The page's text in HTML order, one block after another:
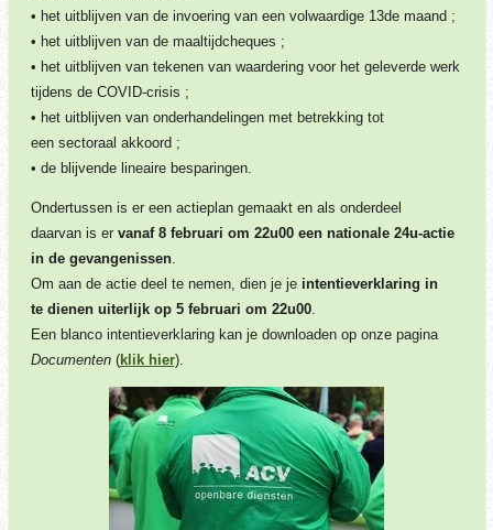
• het uitblijven van de invoering van een volwaardige 13de maand ;
• het uitblijven van de maaltijdcheques ;
• het uitblijven van tekenen van waardering voor het geleverde werk
tijdens de COVID-crisis ;
• het uitblijven van onderhandelingen met betrekking tot
een sectoraal akkoord ;
• de blijvende lineaire besparingen.
Ondertussen is er een actieplan gemaakt en als onderdeel
daarvan is er vanaf 8 februari om 22u00 een nationale 24u-actie
in de gevangenissen.
Om aan de actie deel te nemen, dien je je intentieverklaring in
te dienen uiterlijk op 5 februari om 22u00.
Een blanco intentieverklaring kan je downloaden op onze pagina
Documenten(klik hier).